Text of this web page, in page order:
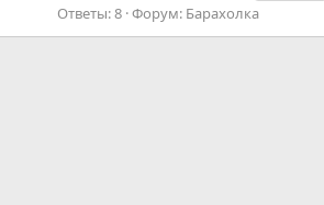
Ответы: 8 Форум: Барахолка